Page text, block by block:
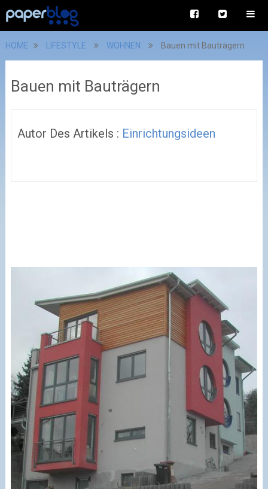
HOME LIFESTYLE WOHNEN Bauen mit Bauträgern
Bauen mit Bauträgern
Autor Des Artikels : Einrichtungsideen